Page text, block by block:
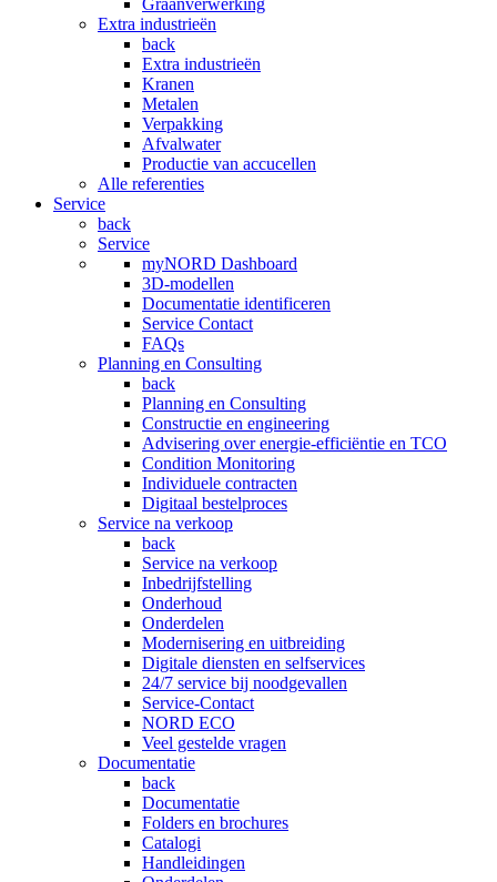
Graanverwerking
Extra industrieën
back
Extra industrieën
Kranen
Metalen
Verpakking
Afvalwater
Productie van accucellen
Alle referenties
Service
back
Service
myNORD Dashboard
3D-modellen
Documentatie identificeren
Service Contact
FAQs
Planning en Consulting
back
Planning en Consulting
Constructie en engineering
Advisering over energie-efficiëntie en TCO
Condition Monitoring
Individuele contracten
Digitaal bestelproces
Service na verkoop
back
Service na verkoop
Inbedrijfstelling
Onderhoud
Onderdelen
Modernisering en uitbreiding
Digitale diensten en selfservices
24/7 service bij noodgevallen
Service-Contact
NORD ECO
Veel gestelde vragen
Documentatie
back
Documentatie
Folders en brochures
Catalogi
Handleidingen